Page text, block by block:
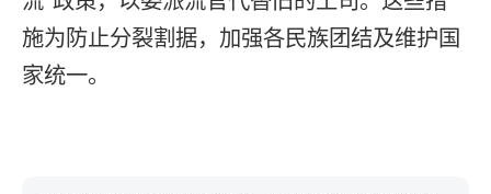
施为防止分裂割据，加强各民族团结及维护国
家统一。